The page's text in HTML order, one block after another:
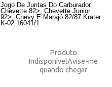
Jogo De Juntas Do Carburador
Chevette 82>, Chevette Junior
92>, Chevy E Marajó 82/87 Krater
K-02.16041/1
Produto
IndisponívelAvise-me
quando chegar